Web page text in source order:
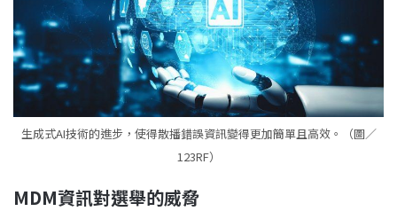
生成式AI技術的進步，使得散播錯誤資訊變得更加簡單且高效。（圖／
123RF）
MDM資訊對選舉的威脅